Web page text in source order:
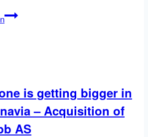
Statistics:
Boards
(July
2007)
is getting bigger in
– Acquisition of
AS